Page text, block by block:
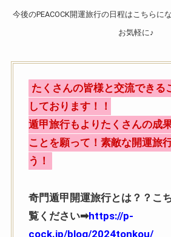
今後のPEACOCK開運旅行の日程はこちらに
お気軽に♪
たくさんの皆様と交流できる
しております！！
遁甲旅行もよりたくさんの成
ことを願って！素敵な開運旅
う！
奇門遁甲開運旅行とは？？こ
覧ください➡https://p-
cock.jp/blog/2024tonkou/